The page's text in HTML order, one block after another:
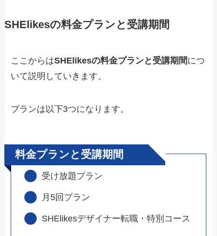
SHElikesの料金プランと受講期間
ここからはSHElikesの料金プランと受講期間につ
いて説明していきます。
プランは以下3つになります。
料金プランと受講期間
受け放題プラン
月5回プラン
SHElikesデザイナー転職・特別コース